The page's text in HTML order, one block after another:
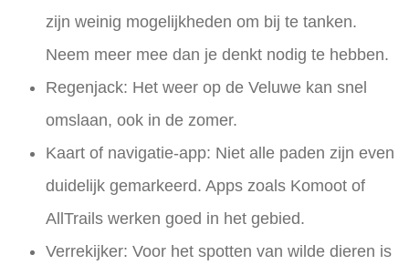
zijn weinig mogelijkheden om bij te tanken.
Neem meer mee dan je denkt nodig te hebben.
Regenjack: Het weer op de Veluwe kan snel
omslaan, ook in de zomer.
Kaart of navigatie-app: Niet alle paden zijn even
duidelijk gemarkeerd. Apps zoals Komoot of
AllTrails werken goed in het gebied.
Verrekijker: Voor het spotten van wilde dieren is